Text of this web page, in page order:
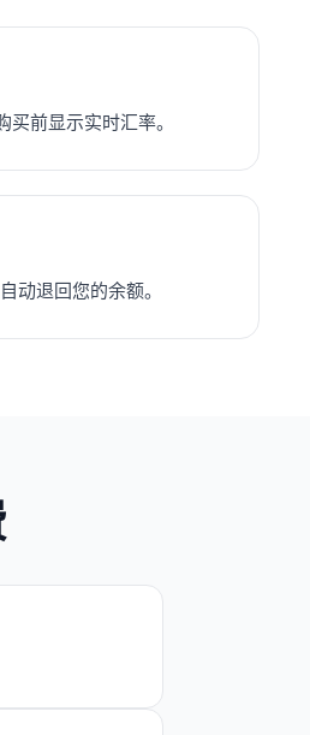
前显示实时汇率。
动退回您的余额。